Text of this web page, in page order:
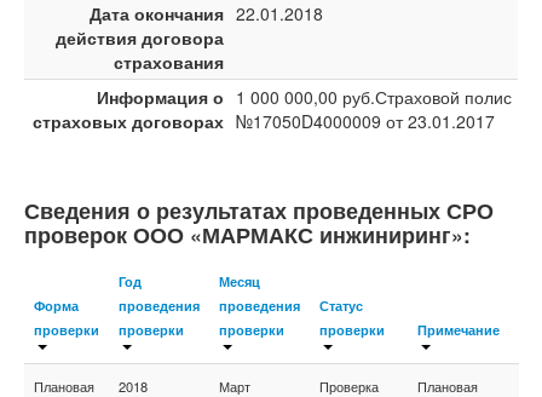
Дата окончания
действия договора
страхования
22.01.2018
Информация о
страховых договорах
1 000 000,00 руб.Страховой полис
№17050D4000009 от 23.01.2017
Сведения о результатах проведенных СРО
проверок ООО «МАРМАКС инжиниринг»:
Форма
проверки
Год
проведения
проверки
Месяц
проведения
проверки
Статус
проверки
Примечание
Плановая
2018 Март
Проверка
Плановая